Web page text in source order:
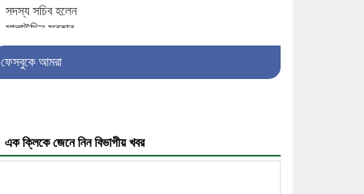
পেলেন দাউদকান্দি মডেল থানার
৬। দাউদকান্দিতে উপজেলা আইন-
ফেসবুকে আমরা
এক ক্লিকে জেনে নিন বিভাগীয় খবর